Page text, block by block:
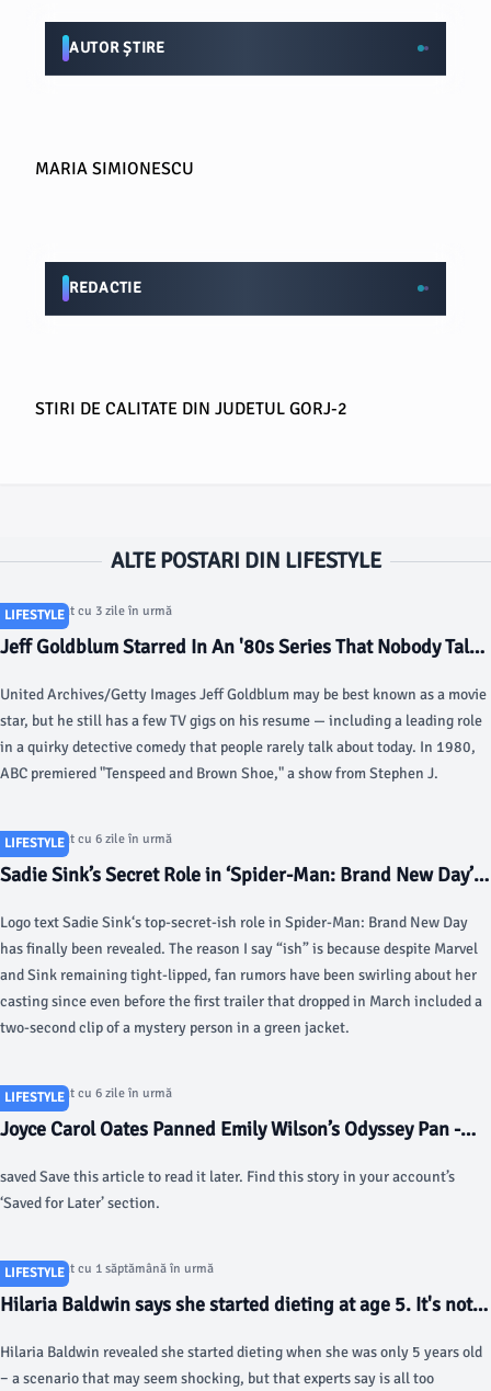
AUTOR ȘTIRE
MARIA SIMIONESCU
REDACTIE
STIRI DE CALITATE DIN JUDETUL GORJ-2
ALTE POSTARI DIN LIFESTYLE
LIFESTYLE
Articol postat cu 3 zile în urmă
Jeff Goldblum Starred In An '80s Series That Nobody Talks
United Archives/Getty Images Jeff Goldblum may be best known as a movie
star, but he still has a few TV gigs on his resume — including a leading role
in a quirky detective comedy that people rarely talk about today. In 1980,
ABC premiered "Tenspeed and Brown Shoe," a show from Stephen J.
LIFESTYLE
Articol postat cu 6 zile în urmă
Sadie Sink’s Secret Role in ‘Spider-Man: Brand New Day’
Logo text Sadie Sink‘s top-secret-ish role in Spider-Man: Brand New Day
has finally been revealed. The reason I say “ish” is because despite Marvel
and Sink remaining tight-lipped, fan rumors have been swirling about her
casting since even before the first trailer that dropped in March included a
two-second clip of a mystery person in a green jacket.
LIFESTYLE
Articol postat cu 6 zile în urmă
Joyce Carol Oates Panned Emily Wilson’s Odyssey Pan -
saved Save this article to read it later. Find this story in your account’s
‘Saved for Later’ section.
LIFESTYLE
Articol postat cu 1 săptămână în urmă
Hilaria Baldwin says she started dieting at age 5. It's not
Hilaria Baldwin revealed she started dieting when she was only 5 years old
− a scenario that may seem shocking, but that experts say is all too